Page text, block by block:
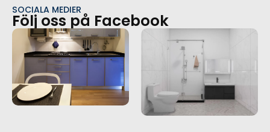
SOCIALA MEDIER
Följ oss på Facebook